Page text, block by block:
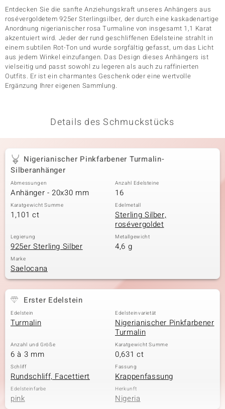
Entdecken Sie die sanfte Anziehungskraft unseres Anhängers aus
rosévergoldetem 925er Sterlingsilber, der durch eine kaskadenartige
Anordnung nigerianischer rosa Turmaline von insgesamt 1,1 Karat
akzentuiert wird. Jeder der rund geschliffenen Edelsteine strahlt in
einem subtilen Rot-Ton und wurde sorgfältig gefasst, um das Licht
aus jedem Winkel einzufangen. Das Design dieses Anhängers ist
vielseitig und passt sowohl zu legeren als auch zu raffinierten
Outfits. Er ist ein charmantes Geschenk oder eine wertvolle
Ergänzung Ihrer eigenen Sammlung.
Details des Schmuckstücks
Nigerianischer Pinkfarbener Turmalin-
Silberanhänger
Abmessungen
Anhänger - 20x30 mm
Anzahl Edelsteine
16
Karatgewicht Summe
1,101 ct
Edelmetall
Sterling Silber,
rosévergoldet
Legierung
925er Sterling Silber
Metallgewicht
4,6 g
Marke
Saelocana
Erster Edelstein
Edelstein
Turmalin
Edelsteinvarietät
Nigerianischer Pinkfarbener
Turmalin
Anzahl und Größe
6 à 3 mm
Karatgewicht Summe
0,631 ct
Schliff
Rundschliff, Facettiert
Fassung
Krappenfassung
Edelsteinfarbe
pink
Herkunft
Nigeria